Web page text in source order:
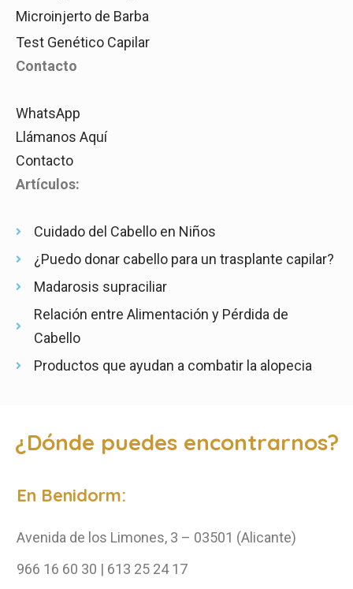
Microinjerto de Barba
Test Genético Capilar
Contacto
WhatsApp
Llámanos Aquí
Contacto
Artículos:
Cuidado del Cabello en Niños
¿Puedo donar cabello para un trasplante capilar?
Madarosis supraciliar
Relación entre Alimentación y Pérdida de
Cabello
Productos que ayudan a combatir la alopecia
¿Dónde puedes encontrarnos?
En Benidorm:
Avenida de los Limones, 3 – 03501 (Alicante)
966 16 60 30 | 613 25 24 17